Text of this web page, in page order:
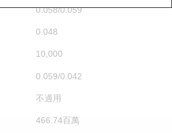
0.058/0.059
0.048
10,000
0.059/0.042
不適用
466.74百萬